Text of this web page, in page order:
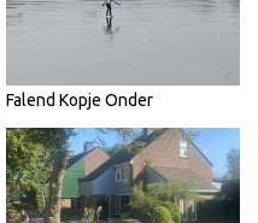
Falend Kopje Onder